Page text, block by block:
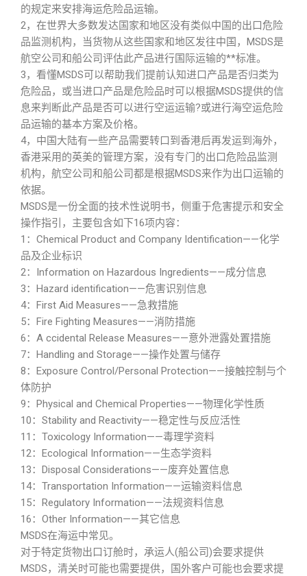
的规定来安排海运危险品运输。
2，在世界大多数发达国家和地区没有类似中国的出口危险
品监测机构，当货物从这些国家和地区发往中国，MSDS是
航空公司和船公司评估此产品进行国际运输的**标准。
3，看懂MSDS可以帮助我们提前认知进口产品是否归类为
危险品，或当进口产品是危险品时可以根据MSDS提供的信
息来判断此产品是否可以进行空运运输?或进行海空运危险
品运输的基本方案及价格。
4，中国大陆有一些产品需要转口到香港后再发运到海外，
香港采用的英美的管理方案，没有专门的出口危险品监测
机构，航空公司和船公司都是根据MSDS来作为出口运输的
依据。
MSDS是一份全面的技术性说明书，侧重于危害提示和安全
操作指引，主要包含如下16项内容：
1：Chemical Product and Company Identification——化学
品及企业标识
2：Information on Hazardous Ingredients——成分信息
3：Hazard identification——危害识别信息
4：First Aid Measures——急救措施
5：Fire Fighting Measures——消防措施
6：A ccidental Release Measures——意外泄露处置措施
7：Handling and Storage——操作处置与储存
8：Exposure Control/Personal Protection——接触控制与个
体防护
9：Physical and Chemical Properties——物理化学性质
10：Stability and Reactivity——稳定性与反应活性
11：Toxicology Information——毒理学资料
12：Ecological Information——生态学资料
13：Disposal Considerations——废弃处置信息
14：Transportation Information——运输资料信息
15：Regulatory Information——法规资料信息
16：Other Information——其它信息
MSDS在海运中常见。
对于特定货物出口订舱时，承运人(船公司)会要求提供
MSDS，清关时可能也需要提供，国外客户可能也会要求提